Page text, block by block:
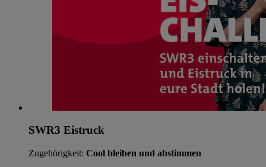
SWR3 Eistruck
Zugehörigkeit: Cool bleiben und abstimmen